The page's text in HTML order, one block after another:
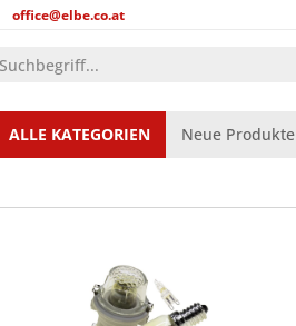
office@elbe.co.at
ALLE KATEGORIEN Neue Produkte